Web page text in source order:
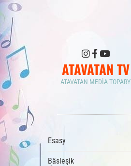
ATAVATAN TV
ATAVATAN MEDIA TOPARY
Esasy
Bäsleşik